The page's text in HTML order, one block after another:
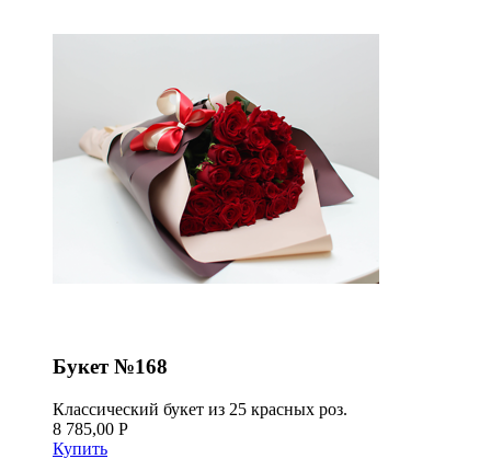
Букет №168
Классический букет из 25 красных роз.
8 785,00 Р
Купить